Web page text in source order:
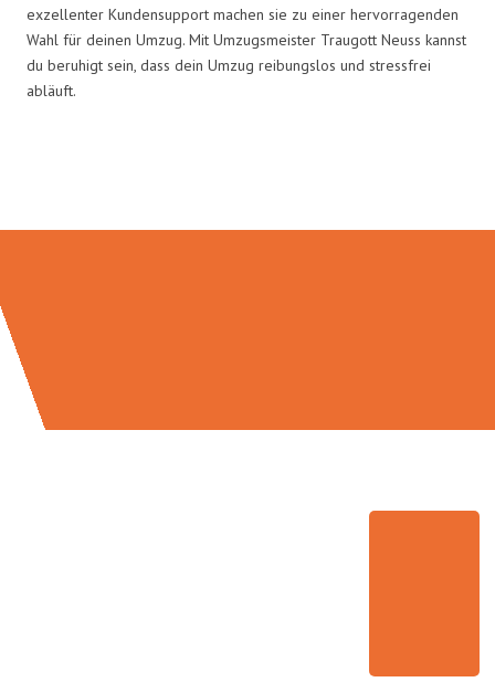
exzellenter Kundensupport machen sie zu einer hervorragenden
Wahl für deinen Umzug. Mit Umzugsmeister Traugott Neuss kannst
du beruhigt sein, dass dein Umzug reibungslos und stressfrei
abläuft.